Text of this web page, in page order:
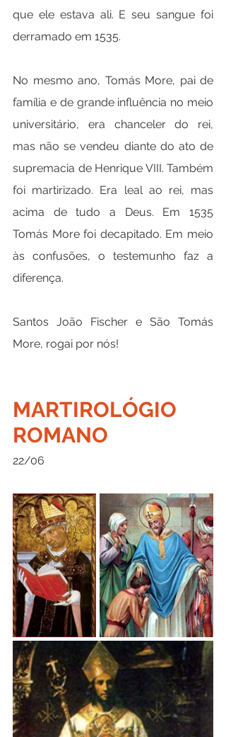
que ele estava ali. E seu sangue foi
derramado em 1535.
No mesmo ano, Tomás More, pai de
família e de grande influência no meio
universitário, era chanceler do rei,
mas não se vendeu diante do ato de
supremacia de Henrique VIII. Também
foi martirizado. Era leal ao rei, mas
acima de tudo a Deus. Em 1535
Tomás More foi decapitado. Em meio
às confusões, o testemunho faz a
diferença.
Santos João Fischer e São Tomás
More, rogai por nós!
MARTIROLÓGIO
ROMANO
22/06